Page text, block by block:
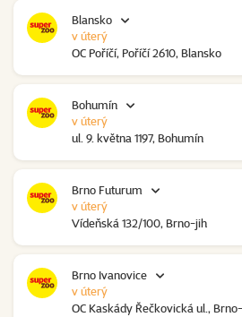
Blansko
OC Poříčí, Poříčí 2610, Blansko
v úterý
Bohumín
ul. 9. května 1197, Bohumín
v úterý
Brno Futurum
Vídeňská 132/100, Brno-jih
v úterý
Brno Ivanovice
OC Kaskády Řečkovická ul.,
v úterý